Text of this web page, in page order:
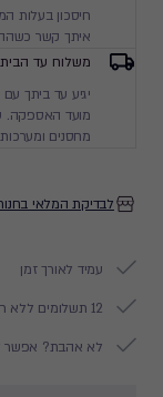
חיסכון בעלות
איתך קשר
משלוח עד הבית
מועד האספקה.
מחסנים
לבדיקת המלאי
עמיד לאורך זמן
12 תשלומים ללא ריבית
לא אהבת? אפשר